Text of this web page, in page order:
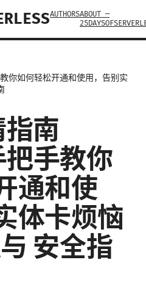
AUTHORSABOUT —
你如何轻松开通和使用，告别实
南
手教你
通和使
体卡烦恼
安全指